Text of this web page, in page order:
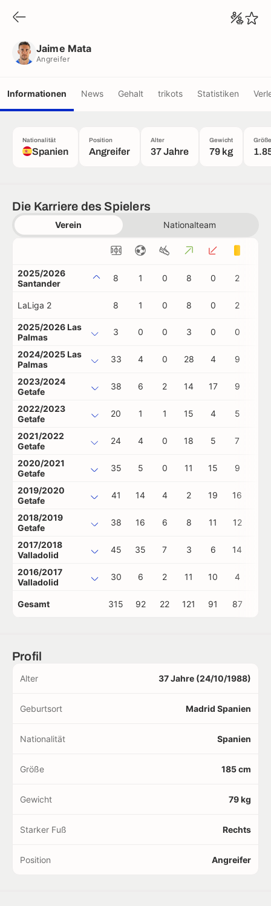
Jaime Mata
Angreifer
Informationen News Gehalt trikots Statistiken
Nationalität
Spanien
Position
Angreifer
Alter
37 Jahre
Gewicht
79 kg
Größe
Die Karriere des Spielers
Verein Nationalteam
2025/2026
Santander
8 1 0 8 0 2
LaLiga 2 8 1 0 8 0 2
2025/2026 Las
Palmas
3 0 0 3 0 0
2024/2025 Las
Palmas
33 4 0 28 4 9
2023/2024
Getafe
38 6 2 14 17 9
2022/2023
Getafe
20 1 1 15 4 5
2021/2022
Getafe
24 4 0 18 5 7
2020/2021
Getafe
35 5 0 11 15 9
2019/2020
Getafe
41 14 4 2 19 16
2018/2019
Getafe
38 16 6 8 11 12
2017/2018
Valladolid
45 35 7 3 6 14
2016/2017
Valladolid
30 6 2 11 10 4
Gesamt 315 92 22 121 91 87
Profil
Alter 37 Jahre (24/10/1988)
Geburtsort Madrid Spanien
Nationalität Spanien
Größe 185 cm
Gewicht 79 kg
Starker Fuß Rechts
Position Angreifer